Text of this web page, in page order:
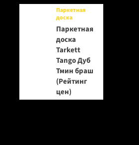
Паркетная
доска
Паркетная
доска
Tarkett
Tango Дуб
Тмин браш
(Рейтинг
цен)